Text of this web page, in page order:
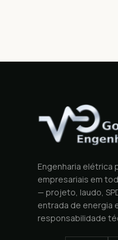
Engenharia elétrica
empresariais em
— projeto, laudo,
entrada de energia
responsabilidade